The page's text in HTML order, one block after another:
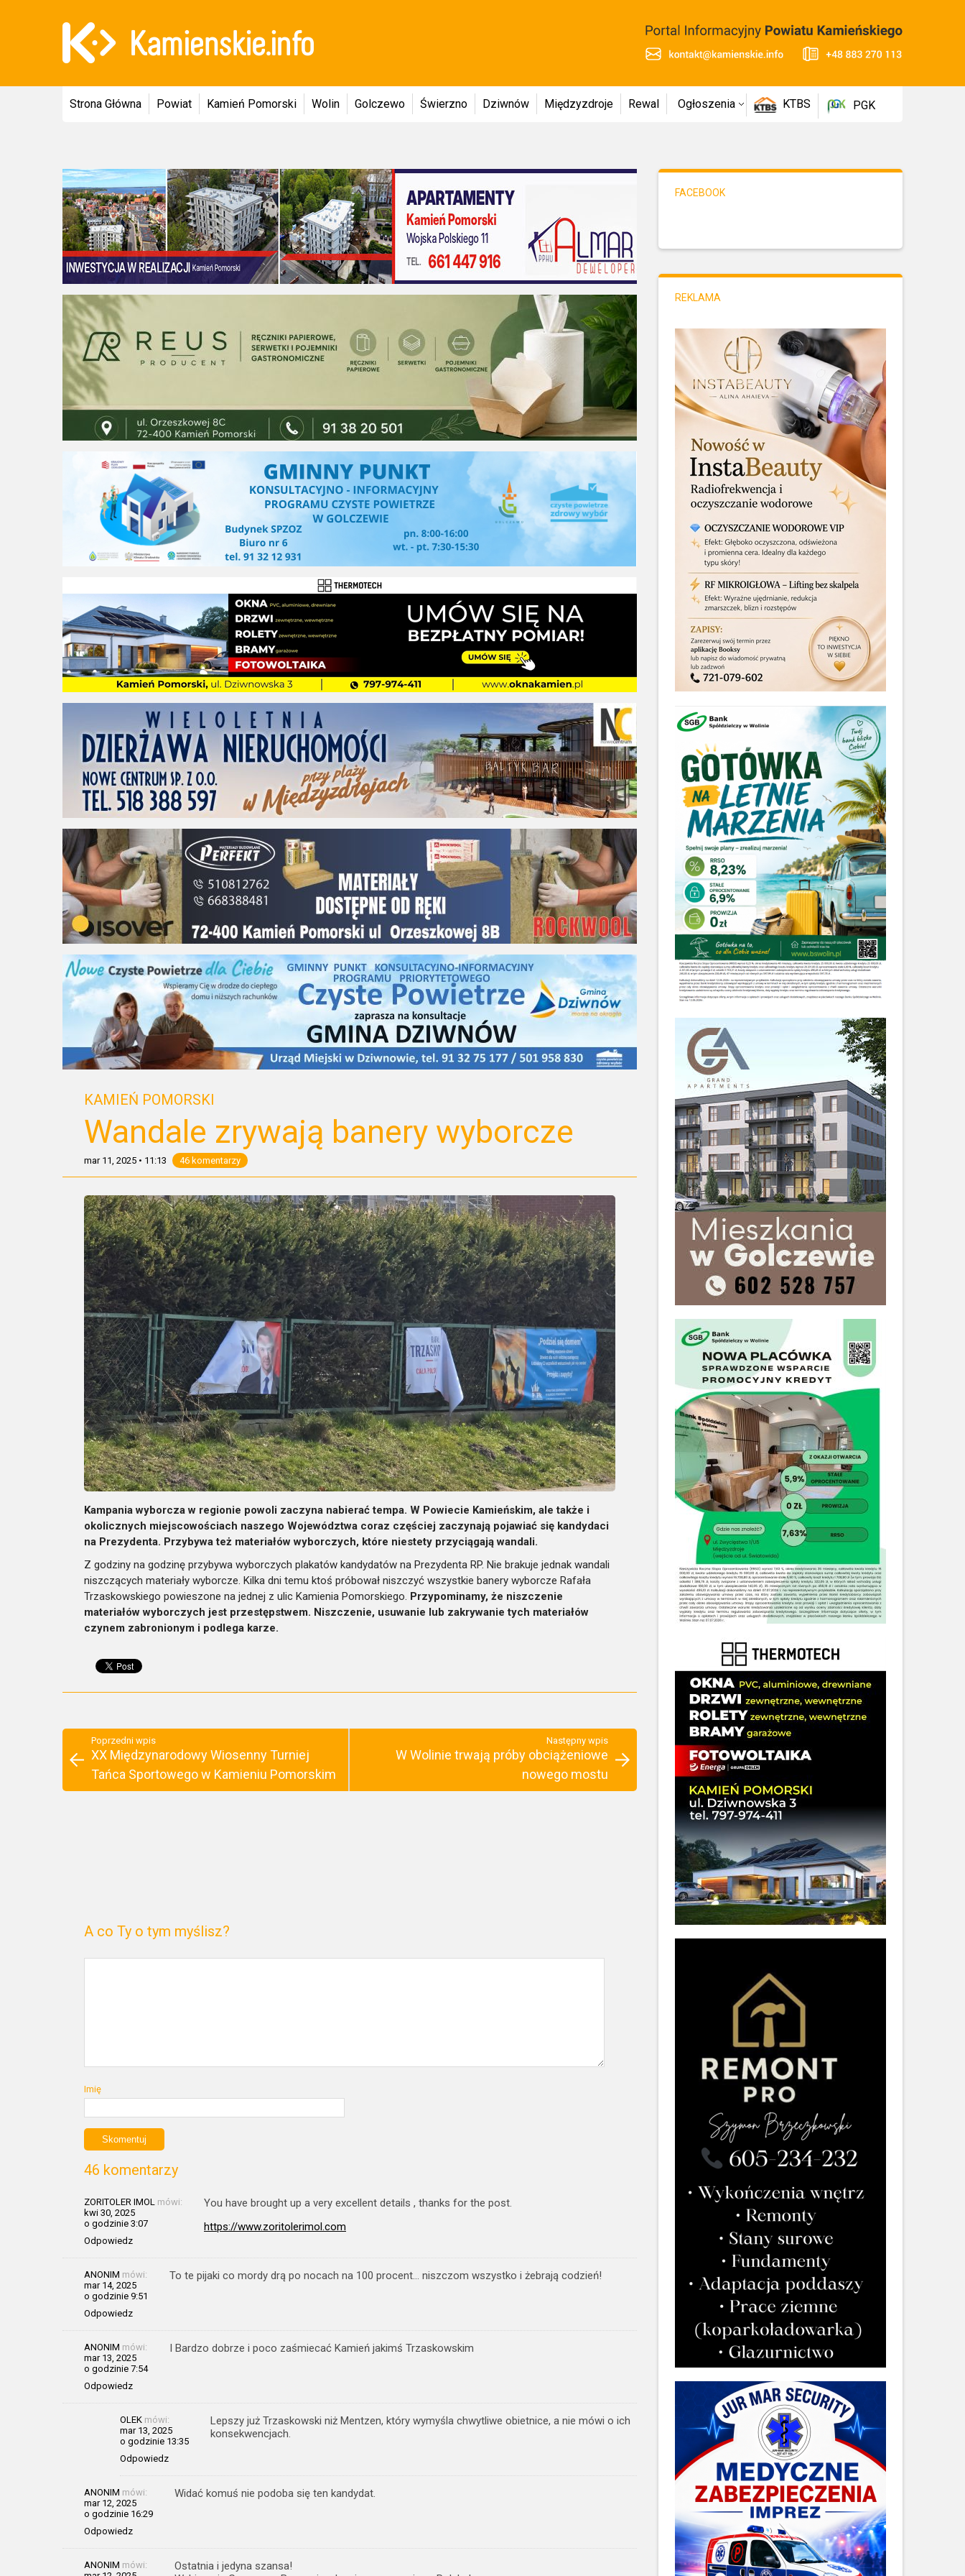
Strona Główna Powiat Kamień Pomorski Wolin Golczewo Świerzno Dziwnów Międzyzdroje Rewal Ogłoszenia KTBS PGK
KAMIEŃ POMORSKI
Wandale zrywają banery wyborcze
mar 11, 2025 • 11:13 46 komentarzy
Kampania wyborcza w regionie powoli zaczyna nabierać tempa. W Powiecie Kamieńskim, ale także i
okolicznych miejscowościach naszego Województwa coraz częściej zaczynają pojawiać się kandydaci
na Prezydenta. Przybywa też materiałów wyborczych, które niestety przyciągają wandali.
Z godziny na godzinę przybywa wyborczych plakatów kandydatów na Prezydenta RP. Nie brakuje jednak wandali
niszczących materiały wyborcze. Kilka dni temu ktoś próbował niszczyć wszystkie banery wyborcze Rafała
Trzaskowskiego powieszone na jednej z ulic Kamienia Pomorskiego. Przypominamy, że niszczenie
materiałów wyborczych jest przestępstwem. Niszczenie, usuwanie lub zakrywanie tych materiałów
czynem zabronionym i podlega karze.
Poprzedni wpis
XX Międzynarodowy Wiosenny Turniej
Tańca Sportowego w Kamieniu Pomorskim
Następny wpis
W Wolinie trwają próby obciążeniowe
nowego mostu
A co Ty o tym myślisz?
Imię
46 komentarzy
ZORITOLER IMOL mówi:
kwi 30, 2025
o godzinie 3:07
Odpowiedz
You have brought up a very excellent details , thanks for the post.
https://www.zoritolerimol.com
ANONIM mówi:
mar 14, 2025
o godzinie 9:51
Odpowiedz
To te pijaki co mordy drą po nocach na 100 procent… niszczom wszystko i żebrają codzień!
ANONIM mówi:
mar 13, 2025
o godzinie 7:54
Odpowiedz
I Bardzo dobrze i poco zaśmiecać Kamień jakimś Trzaskowskim
OLEK mówi:
mar 13, 2025
o godzinie 13:35
Odpowiedz
Lepszy już Trzaskowski niż Mentzen, który wymyśla chwytliwe obietnice, a nie mówi o ich
konsekwencjach.
ANONIM mówi:
mar 12, 2025
o godzinie 16:29
Odpowiedz
Widać komuś nie podoba się ten kandydat.
ANONIM mówi:
Ostatnia i jedyna szansa!
FACEBOOK
REKLAMA